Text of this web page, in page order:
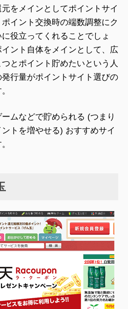
をメインとしてポイントサイ
イント交換時の端数調整にク
役立ってくれることでしょ
ント自体をメインとして、広
とポイント貯めたいという人
行量がポイントサイト選びの
ムなどで貯められる (つまり
トを増やせる) おすすめサイ